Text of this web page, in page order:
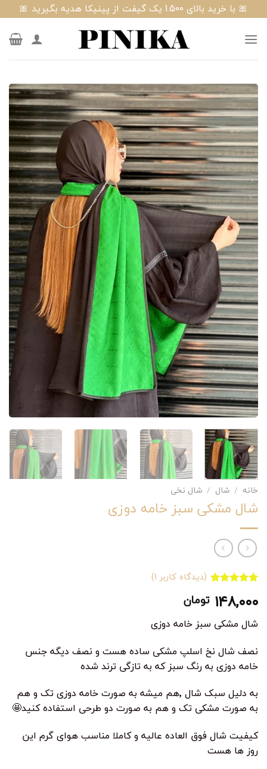
to
content
🎀 با خرید بالای 1.500 یک گیفت از پینیکا هدیه بگیرید 🎀
خانه / شال / شال نخی
شال مشکی سبز خامه دوزی
از 5 امتیاز
مشتری
(دیدگاه کاربر 1
)
۱۴۸,۰۰۰ تومان
شال مشکی سبز خامه دوزی
نصف شال نخ اسلپ مشکی ساده هست و نصف دیگه جنس
خامه دوزی به رنگ سبز که به تازگی ترند شده
به دلیل سبک شال ٬هم میشه به صورت خامه دوزی تک و هم
به صورت مشکی تک و هم به صورت دو طرحی استفاده کنید🤩
کیفیت شال فوق العاده عالیه و کاملا مناسب هوای گرم این
روز ها هست